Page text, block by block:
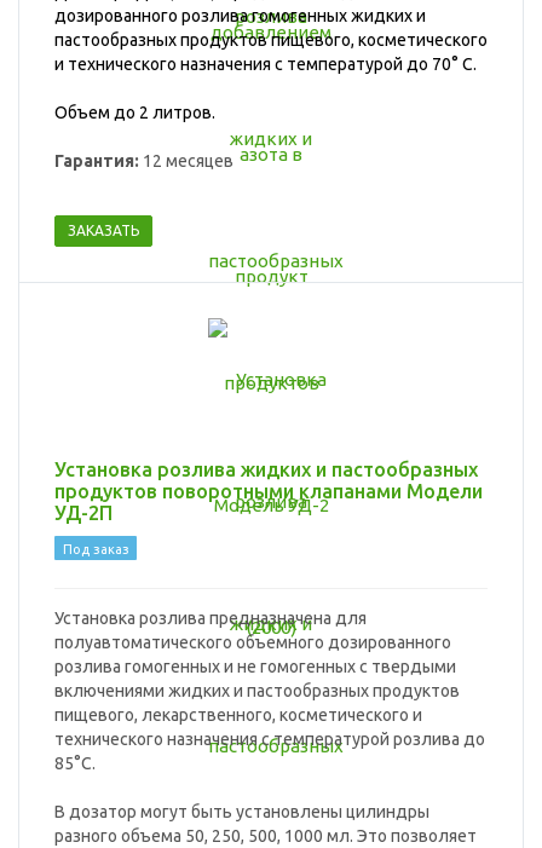
дозированного розлива гомогенных жидких и
пастообразных продуктов пищевого, косметического
и технического назначения с температурой до 70° С.
Объем до 2 литров.
Гарантия: 12 месяцев
ЗАКАЗАТЬ
Установка розлива жидких и пастообразных
продуктов поворотными клапанами Модели
УД-2П
Под заказ
Установка розлива предназначена для
полуавтоматического объемного дозированного
розлива гомогенных и не гомогенных с твердыми
включениями жидких и пастообразных продуктов
пищевого, лекарственного, косметического и
технического назначения с температурой розлива до
85°C.
В дозатор могут быть установлены цилиндры
разного объема 50, 250, 500, 1000 мл. Это позволяет